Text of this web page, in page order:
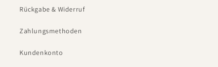
Rückgabe & Widerruf
Zahlungsmethoden
Kundenkonto